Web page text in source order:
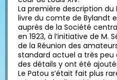
La première description
livre du comte de Bylandt
auprès de la Société
en 1923, à l’initiative de M.
de la Réunion des
standard actuel a très peu
des détails y ont été
Le Patou s’était fait plus